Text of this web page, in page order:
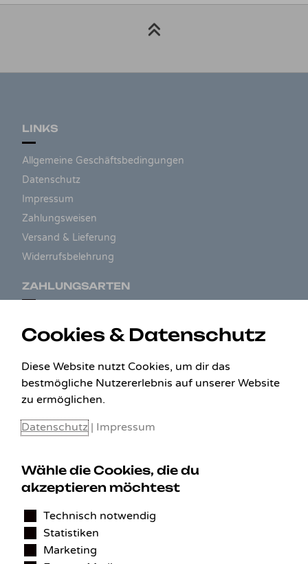
LINKS
Allgemeine Geschäftsbedingungen
Datenschutz
Impressum
Zahlungsweisen
Versand & Lieferung
Widerrufsbelehrung
ZAHLUNGSARTEN
KONTAKT
Benedikt Stelzner
Autopflege Stelzner
Kohlgraben 2b
97799 Zeitlofs
Cookies & Datenschutz
Diese Website nutzt Cookies, um dir das
bestmögliche Nutzererlebnis auf unserer Website
zu ermöglichen.
Datenschutz | Impressum
Wähle die Cookies, die du
akzeptieren möchtest
Technisch notwendig
Statistiken
Marketing